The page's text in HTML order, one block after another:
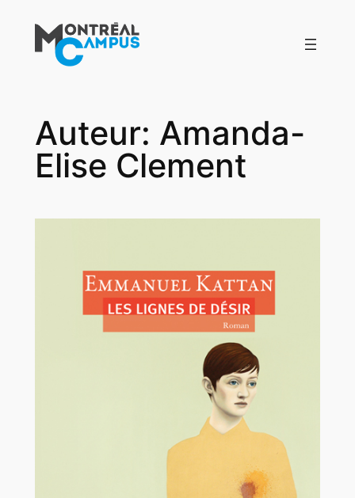
contenu
Auteur: Amanda-
Elise Clement